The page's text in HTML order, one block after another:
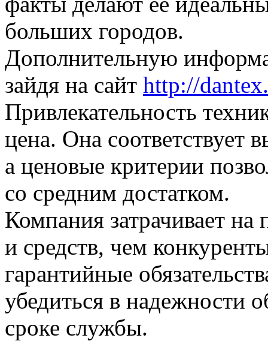
больших городов.
Дополнительную
зайдя на сайт http://
Привлекательность
цена. Она соответствует
а ценовые критерии
со средним достатком.
Компания затрачивает
и средств, чем
гарантийные
убедиться в надежности
сроке службы.